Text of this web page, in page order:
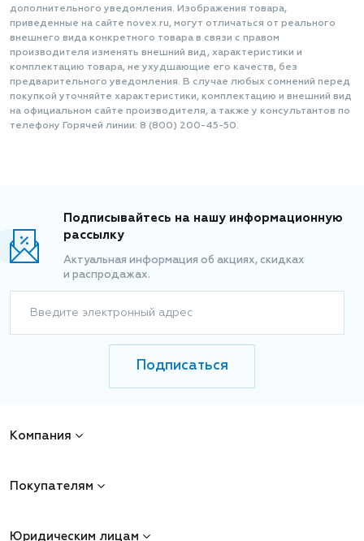
дополнительного уведомления. Изображения товара,
приведенные на сайте novex.ru, могут отличаться от реального
внешнего вида конкретного товара в связи с правом
производителя изменять внешний вид, характеристики и
комплектацию товара, не ухудшающие его качеств, без
предварительного уведомления. В случае любых сомнений перед
покупкой уточняйте характеристики, комплектацию и внешний вид
на официальном сайте производителя, а также у консультантов по
телефону Горячей линии: 8 (800) 200-45-50.
Подписывайтесь на нашу информационную
рассылку
Актуальная информация об акциях, скидках
и распродажах.
Введите электронный адрес
Подписаться
Компания
Покупателям
Юридическим лицам